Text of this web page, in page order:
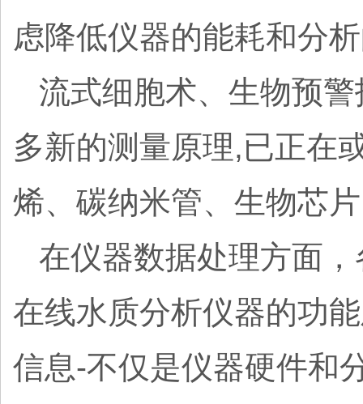
虑降低仪器的能耗和分
流式细胞术、生物预
多新的测量原理,已正在
烯、碳纳米管、生物芯
在仪器数据处理方面
在线水质分析仪器的功
信息-不仅是仪器硬件和